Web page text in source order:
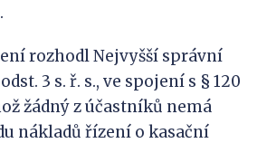
rozhodl Nejvyšší správní
3 s. ř. s., ve spojení s § 120
žádný z účastníků nemá
nákladů řízení o kasační